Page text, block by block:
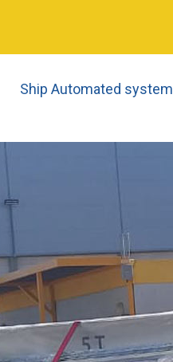
Ship Automated system